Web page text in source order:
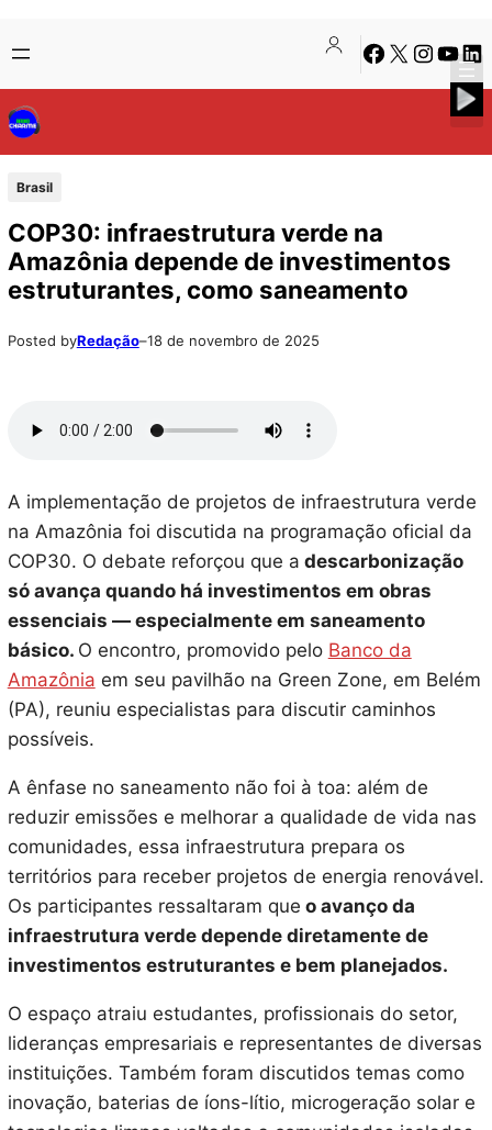
para
o
conteúdo
to
content
Facebook
X Instagram
Brasil
COP30: infraestrutura verde na
Amazônia depende de investimentos
estruturantes, como saneamento
Posted byRedação–18 de novembro de 2025
A implementação de projetos de infraestrutura verde
na Amazônia foi discutida na programação oficial da
COP30. O debate reforçou que a descarbonização
só avança quando há investimentos em obras
essenciais — especialmente em saneamento
básico. O encontro, promovido pelo Banco da
Amazônia em seu pavilhão na Green Zone, em Belém
(PA), reuniu especialistas para discutir caminhos
possíveis.
A ênfase no saneamento não foi à toa: além de
reduzir emissões e melhorar a qualidade de vida nas
comunidades, essa infraestrutura prepara os
territórios para receber projetos de energia renovável.
Os participantes ressaltaram que o avanço da
infraestrutura verde depende diretamente de
investimentos estruturantes e bem planejados.
O espaço atraiu estudantes, profissionais do setor,
lideranças empresariais e representantes de diversas
instituições. Também foram discutidos temas como
inovação, baterias de íons-lítio, microgeração solar e